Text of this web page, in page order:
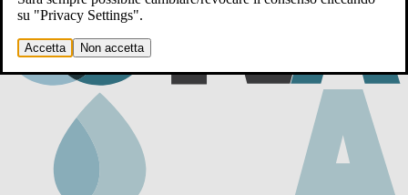
su "Privacy Settings".
Accetta Non accetta